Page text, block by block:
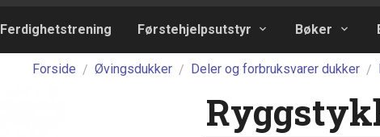
Ferdighetstrening Førstehjelpsutstyr Bøker
Forside Øvingsdukker Deler og forbruksvarer dukker